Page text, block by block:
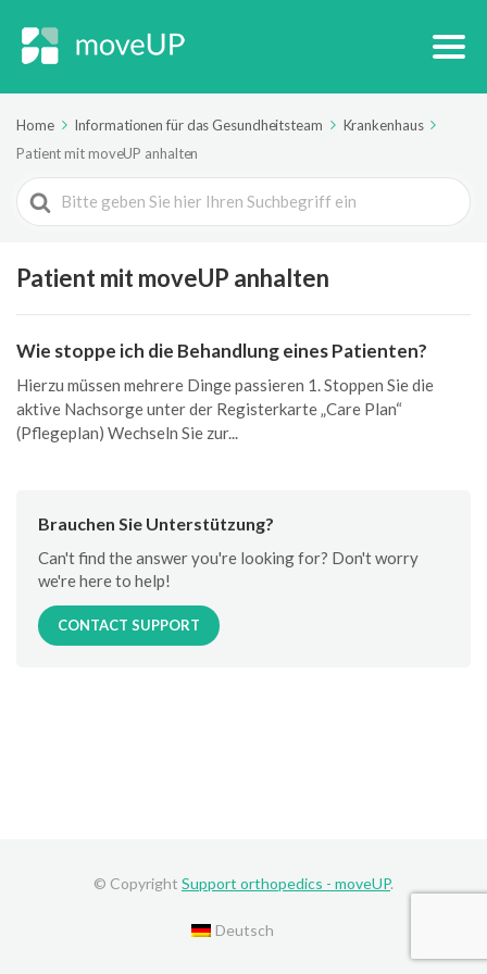
Home Informationen für das Gesundheitsteam
Krankenhaus
Patient mit moveUP anhalten
Search
For
Patient mit moveUP anhalten
Wie stoppe ich die Behandlung eines Patienten?
Hierzu müssen mehrere Dinge passieren 1. Stoppen Sie die
aktive Nachsorge unter der Registerkarte „Care Plan“
(Pflegeplan) Wechseln Sie zur...
Brauchen Sie Unterstützung?
Can't find the answer you're looking for? Don't worry
we're here to help!
CONTACT SUPPORT
© Copyright Support orthopedics - moveUP.
Deutsch